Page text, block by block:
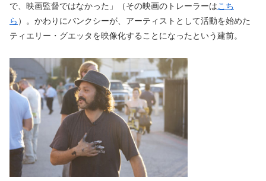
で、映画監督ではなかった」（その映画のトレーラーはこち
ら ）。かわりにバンクシーが、アーティストとして活動を始めた
ティエリー・グエッタを映像化することになったという建前。